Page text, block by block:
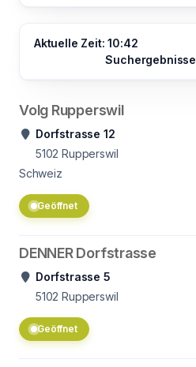
Aktuelle Zeit: 10:42
Suchergebnisse
Volg Rupperswil
Dorfstrasse 12
5102 Rupperswil
Schweiz
Geöffnet
DENNER Dorfstrasse
Dorfstrasse 5
5102 Rupperswil
Geöffnet